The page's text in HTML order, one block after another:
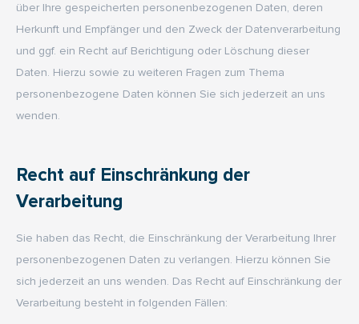
über Ihre gespeicherten personenbezogenen Daten, deren
Herkunft und Empfänger und den Zweck der Datenverarbeitung
und ggf. ein Recht auf Berichtigung oder Löschung dieser
Daten. Hierzu sowie zu weiteren Fragen zum Thema
personenbezogene Daten können Sie sich jederzeit an uns
wenden.
Recht auf Einschränkung der
Verarbeitung
Sie haben das Recht, die Einschränkung der Verarbeitung Ihrer
personenbezogenen Daten zu verlangen. Hierzu können Sie
sich jederzeit an uns wenden. Das Recht auf Einschränkung der
Verarbeitung besteht in folgenden Fällen: